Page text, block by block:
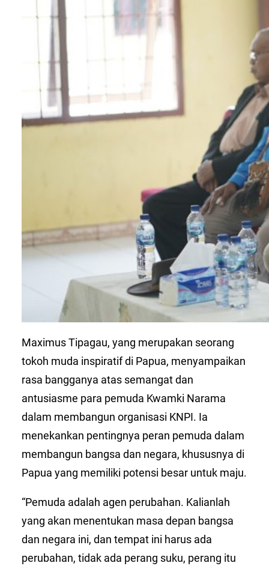
Maximus Tipagau, yang merupakan seorang
tokoh muda inspiratif di Papua, menyampaikan
rasa bangganya atas semangat dan
antusiasme para pemuda Kwamki Narama
dalam membangun organisasi KNPI. Ia
menekankan pentingnya peran pemuda dalam
membangun bangsa dan negara, khususnya di
Papua yang memiliki potensi besar untuk maju.
“Pemuda adalah agen perubahan. Kalianlah
yang akan menentukan masa depan bangsa
dan negara ini, dan tempat ini harus ada
perubahan, tidak ada perang suku, perang itu